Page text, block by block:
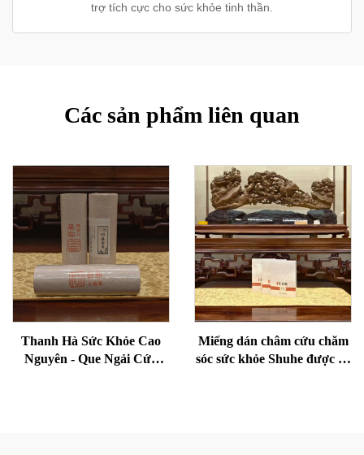
trợ tích cực cho sức khỏe tinh thần.
Các sản phẩm liên quan
Thanh Hà Sức Khỏe Cao
Nguyên - Que Ngải Cứu
Miếng dán châm cứu chăm
sóc sức khỏe Shuhe được sử